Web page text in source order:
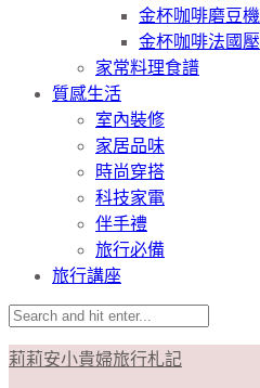
金杯咖啡磨豆機
金杯咖啡法國壓
家常料理食譜
質感生活
室內裝修
家居品味
時尚穿搭
科技家電
伴手禮
旅行必備
旅行講座
莉莉安小貴婦旅行札記